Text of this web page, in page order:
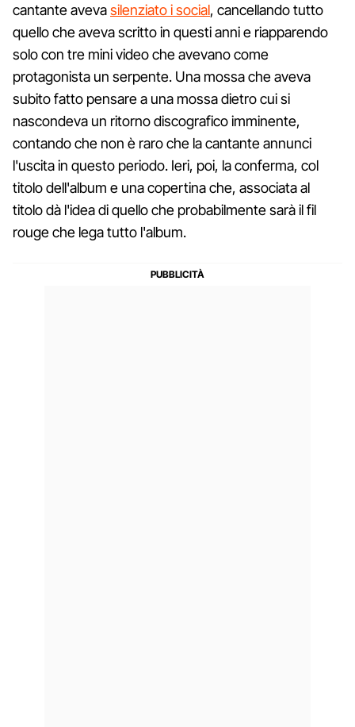
cantante avevasilenziato i social, cancellando tutto
quello che aveva scritto in questi anni e riapparendo
solo con tre mini video che avevano come
protagonista un serpente. Una mossa che aveva
subito fatto pensare a una mossa dietro cui si
nascondeva un ritorno discografico imminente,
contando che non è raro che la cantante annunci
l'uscita in questo periodo. Ieri, poi, la conferma, col
titolo dell'album e una copertina che, associata al
titolo dà l'idea di quello che probabilmente sarà il fil
rouge che lega tutto l'album.